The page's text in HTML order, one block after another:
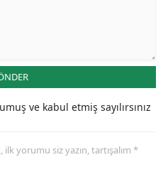
ve kabul etmiş sayılırsınız
yorumu siz yazın, tartışalım *